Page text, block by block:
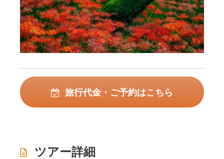
旅行代金・ご予約はこちら
ツアー詳細